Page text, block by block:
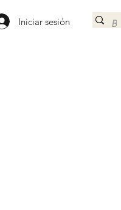
Iniciar sesión